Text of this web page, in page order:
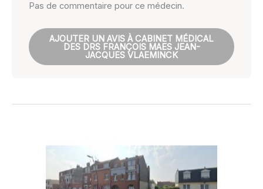
Pas de commentaire pour ce médecin.
AJOUTER UN AVIS À CABINET MÉDICAL
DES DRS FRANÇOIS MAES JEAN-
JACQUES VLAEMINCK